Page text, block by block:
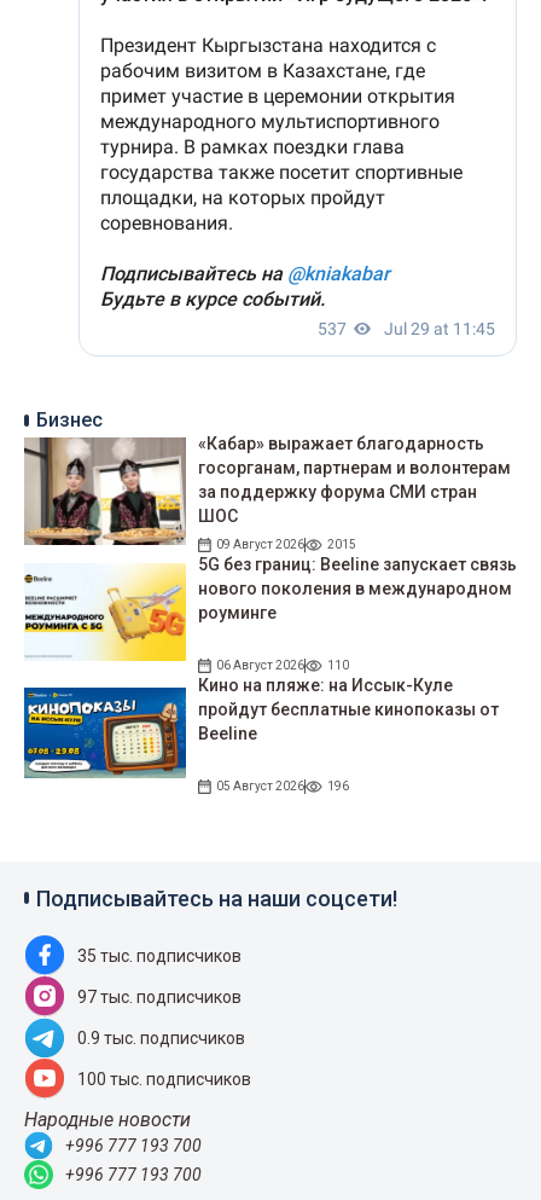
Бизнес
«Кабар» выражает благодарность
госорганам, партнерам и волонтерам
за поддержку форума СМИ стран
ШОС
09 Август 2026 2015
5G без границ: Beeline запускает связь
нового поколения в международном
роуминге
06 Август 2026 110
Кино на пляже: на Иссык-Куле
пройдут беcплатные кинопоказы от
Beeline
05 Август 2026 196
Подписывайтесь на наши соцсети!
35 тыс. подписчиков
97 тыс. подписчиков
0.9 тыс. подписчиков
100 тыс. подписчиков
Народные новости
+996 777 193 700
+996 777 193 700